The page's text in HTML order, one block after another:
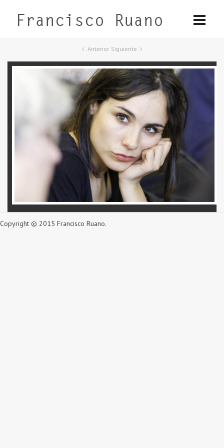
Anterior Siguiente
Copyright © 2015 Francisco Ruano.